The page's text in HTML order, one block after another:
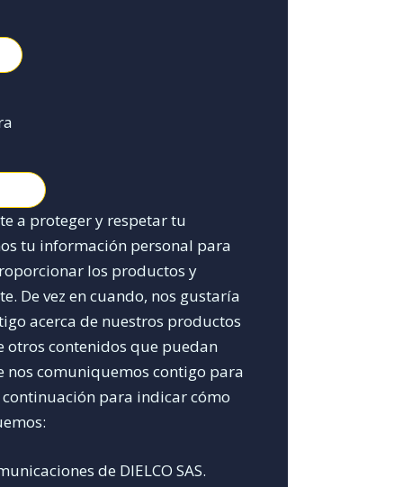
a proteger y respetar tu
tu información personal para
los productos y
De vez en cuando, nos gustaría
acerca de nuestros productos
otros contenidos que puedan
nos comuniquemos contigo para
para indicar cómo
de DIELCO SAS.